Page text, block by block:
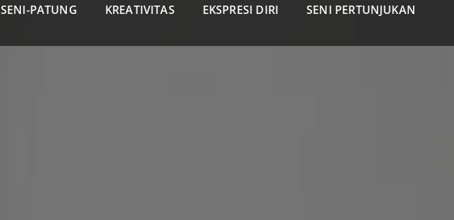
SENI-PATUNG KREATIVITAS EKSPRESI DIRI SENI PERTUNJUKAN